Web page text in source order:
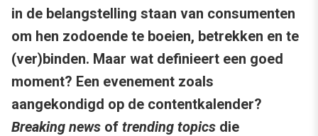
in de belangstelling staan van consumenten
om hen zodoende te boeien, betrekken en te
(ver)binden. Maar wat definieert een goed
moment? Een evenement zoals
aangekondigd op de contentkalender?
Breaking news of trending topics die